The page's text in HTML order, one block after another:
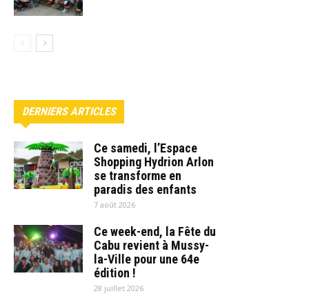
DERNIERS ARTICLES
Ce samedi, l’Espace
Shopping Hydrion Arlon
se transforme en
paradis des enfants
7 août 2026
Ce week-end, la Fête du
Cabu revient à Mussy-
la-Ville pour une 64e
édition !
28 juillet 2026